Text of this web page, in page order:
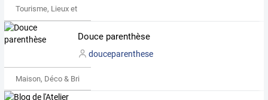
Tourisme, Lieux et Événements
Douce parenthèse
douceparenthese
Maison, Déco & Bricolage